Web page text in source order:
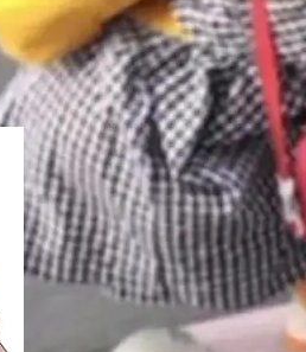
要求。 首先是数据
普通研发场景，公
效率提升的需求。
数据安全要求较...
，算力构成形态逐
发生变化：不只是
混合算力时代下，
充分利用，以及持
深信服AI算力网关
治理和成本治
算力都看得清、管
全！ 一、从现在开
的作者之一。
席科学家。 Jeff D
，宣布离职。 他
有 Sanjay Ghema
Jeff Dean 二十多
和 Bigtable 的共同
脑核心成员，Se
人）以及 Oriol Vin
布：界面
搜索增强
码智能体，这一轮
」三件事一次补
是杭州无
智能体——一位全
解需求、规划步
挑平台，curl 一行
· GitCode · GitHu
）、macOS / Linu
# macOS / Linu
AI Coding
）
用与价值 在软件工
知识资产的主要载
数十万乃至数百万
调用可承载的上下
扩张与代码历史的
算法工程
活
一起案件：北京一